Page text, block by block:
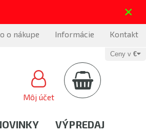
×
o nákupe Informácie Kontakt
Môj účet
Ceny v €
VÝPREDAJ